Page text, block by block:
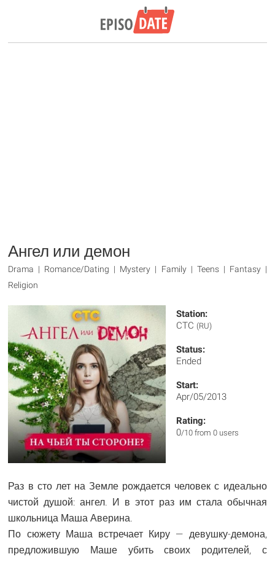
Ангел или демон
Drama | Romance/Dating | Mystery | Family | Teens | Fantasy |
Religion
Station:
CTC (RU)
Status:
Ended
Start:
Apr/05/2013
Rating:
0/10 from 0 users
Раз в сто лет на Земле рождается человек с идеально
чистой душой: ангел. И в этот раз им стала обычная
школьница Маша Аверина.
По сюжету Маша встречает Киру — девушку-демона,
предложившую Маше убить своих родителей, с